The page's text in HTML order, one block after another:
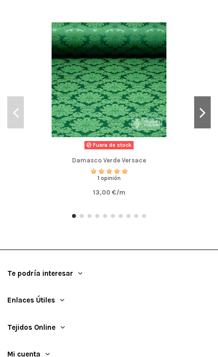
Fuera de stock
Damasco Verde Versace
1 opinión
13,00 €/m
Te podría interesar
Enlaces Útiles
Tejidos Online
Mi cuenta